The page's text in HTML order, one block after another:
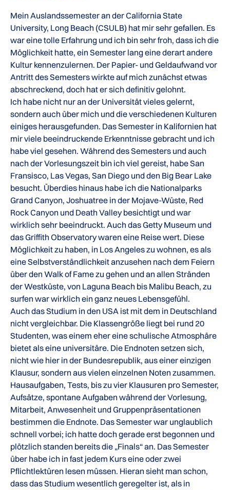
Mein Auslandssemester an der California State
University, Long Beach (CSULB) hat mir sehr gefallen. Es
war eine tolle Erfahrung und ich bin sehr froh, dass ich die
Möglichkeit hatte, ein Semester lang eine derart andere
Kultur kennenzulernen. Der Papier- und Geldaufwand vor
Antritt des Semesters wirkte auf mich zunächst etwas
abschreckend, doch hat er sich definitiv gelohnt.
Ich habe nicht nur an der Universität vieles gelernt,
sondern auch über mich und die verschiedenen Kulturen
einiges herausgefunden. Das Semester in Kalifornien hat
mir viele beeindruckende Erkenntnisse gebracht und ich
habe viel gesehen. Während des Semesters und auch
nach der Vorlesungszeit bin ich viel gereist, habe San
Fransisco, Las Vegas, San Diego und den Big Bear Lake
besucht. Überdies hinaus habe ich die Nationalparks
Grand Canyon, Joshuatree in der Mojave-Wüste, Red
Rock Canyon und Death Valley besichtigt und war
wirklich sehr beeindruckt. Auch das Getty Museum und
das Griffith Observatory waren eine Reise wert. Diese
Möglichkeit zu haben, in Los Angeles zu wohnen, es als
eine Selbstverständlichkeit anzusehen nach dem Feiern
über den Walk of Fame zu gehen und an allen Stränden
der Westküste, von Laguna Beach bis Malibu Beach, zu
surfen war wirklich ein ganz neues Lebensgefühl.
Auch das Studium in den USA ist mit dem in Deutschland
nicht vergleichbar. Die Klassengröße liegt bei rund 20
Studenten, was einem eher eine schulische Atmosphäre
bietet als eine universitäre. Die Endnoten setzen sich,
nicht wie hier in der Bundesrepublik, aus einer einzigen
Klausur, sondern aus vielen einzelnen Noten zusammen.
Hausaufgaben, Tests, bis zu vier Klausuren pro Semester,
Aufsätze, spontane Aufgaben während der Vorlesung,
Mitarbeit, Anwesenheit und Gruppenpräsentationen
bestimmen die Endnote. Das Semester war unglaublich
schnell vorbei; ich hatte doch gerade erst begonnen und
plötzlich standen bereits die „Finals“ an. Das Semester
über habe ich in fast jedem Kurs eine oder zwei
Pflichtlektüren lesen müssen. Hieran sieht man schon,
dass das Studium wesentlich geregelter ist, als in